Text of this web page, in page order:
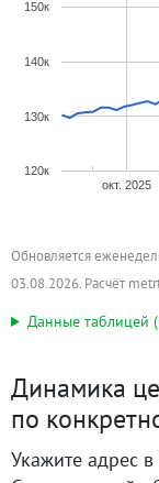
окт. 2025
120к
130к
140к
150к
Обновляется
03.08.2026. Расчёт
Данные таблицей
Динамика
по
Укажите адрес